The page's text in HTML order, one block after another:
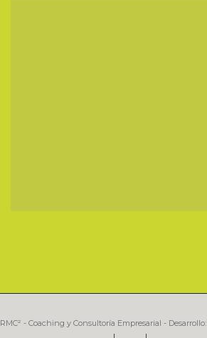
RMC² - Coaching y Consultoría Empresarial - Desarrollo: